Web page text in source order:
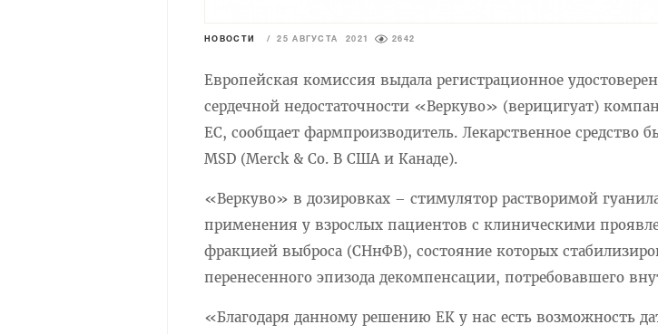
НОВОСТИ / 25 АВГУСТА 2021 2642
Европейская комиссия выдала регистрационное
сердечной недостаточности «Веркуво» (верицигуат)
ЕС, сообщает фармпроизводитель. Лекарственное средство
MSD (Merck & Co. В США и Канаде).
«Веркуво» в дозировках – стимулятор растворимой
применения у взрослых пациентов с клиническими
фракцией выброса (СНнФВ), состояние которых
перенесенного эпизода декомпенсации, потребовавшего
«Благодаря данному решению ЕК у нас есть возможность